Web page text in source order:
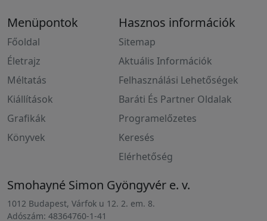
Menüpontok
Főoldal
Életrajz
Méltatás
Kiállítások
Grafikák
Könyvek
Hasznos információk
Sitemap
Aktuális Információk
Felhasználási Lehetőségek
Baráti És Partner Oldalak
Programelőzetes
Keresés
Elérhetőség
Smohayné Simon Gyöngyvér e. v.
1012 Budapest, Várfok u 12. 2. em. 8.
Adószám: 48364760-1-41